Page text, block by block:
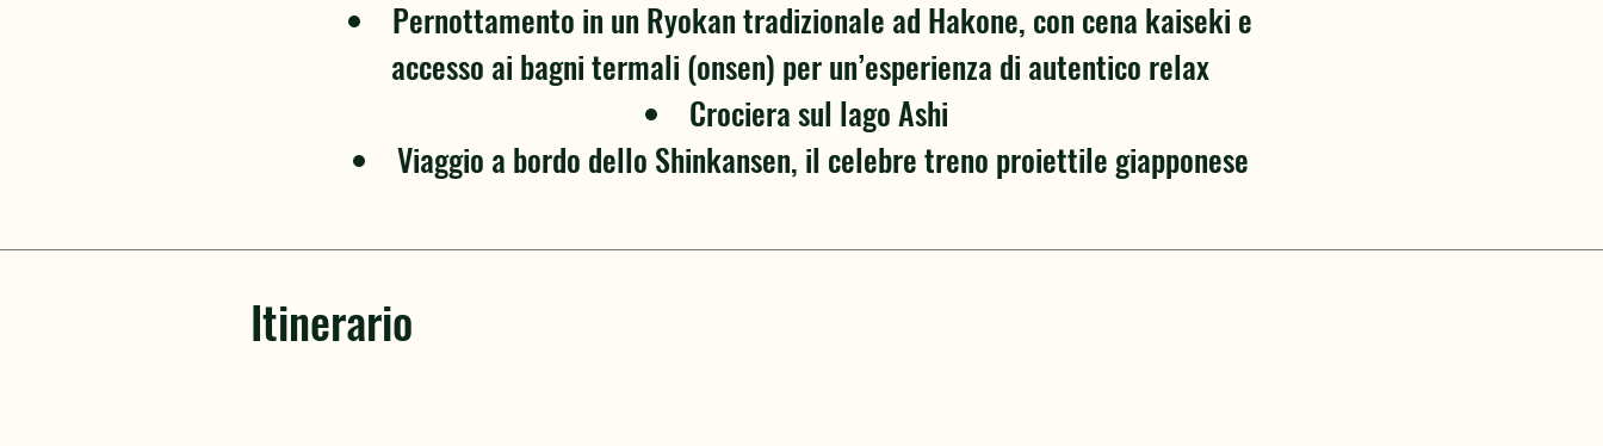
Pernottamento in un Ryokan tradizionale ad Hakone, con cena kaiseki e
accesso ai bagni termali (onsen) per un’esperienza di autentico relax
Crociera sul lago Ashi
Viaggio a bordo dello Shinkansen, il celebre treno proiettile giapponese
Itinerario